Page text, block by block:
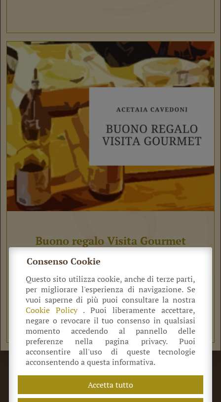
Buono regalo Visita Gourmet
75,00
Tax. included
Prezzo per persona
Vedi Prodotto
©Azienda Agricola Antica Acetaia Cavedoni dal 1860
+39 320 0822 214
info@acetaiacavedoni.it
P.IVA 03869660369REA MO-424464
Consenso Cookie
Questo sito utilizza cookie, anche di terze parti,
per migliorare l'esperienza di navigazione. Se
vuoi saperne di più puoi consultare la nostra
Cookie Policy . Puoi liberamente accettare,
negare o revocare il tuo consenso in qualsiasi
momento accedendo al pannello delle
preferenze nella pagina privacy. Puoi
acconsentire all'uso di queste tecnologie
acconsentendo a questa informativa.
Accetta tutto